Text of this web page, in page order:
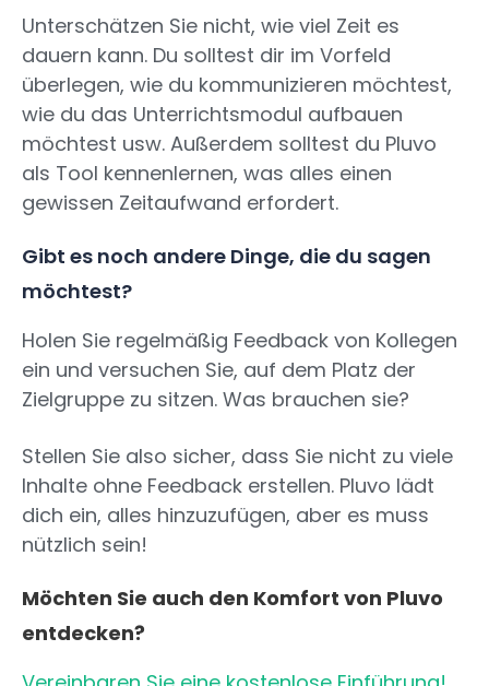
Unterschätzen Sie nicht, wie viel Zeit es
dauern kann. Du solltest dir im Vorfeld
überlegen, wie du kommunizieren möchtest,
wie du das Unterrichtsmodul aufbauen
möchtest usw. Außerdem solltest du Pluvo
als Tool kennenlernen, was alles einen
gewissen Zeitaufwand erfordert.
Gibt es noch andere Dinge, die du sagen
möchtest?
Holen Sie regelmäßig Feedback von Kollegen
ein und versuchen Sie, auf dem Platz der
Zielgruppe zu sitzen. Was brauchen sie?
Stellen Sie also sicher, dass Sie nicht zu viele
Inhalte ohne Feedback erstellen. Pluvo lädt
dich ein, alles hinzuzufügen, aber es muss
nützlich sein!
Möchten Sie auch den Komfort von Pluvo
entdecken?